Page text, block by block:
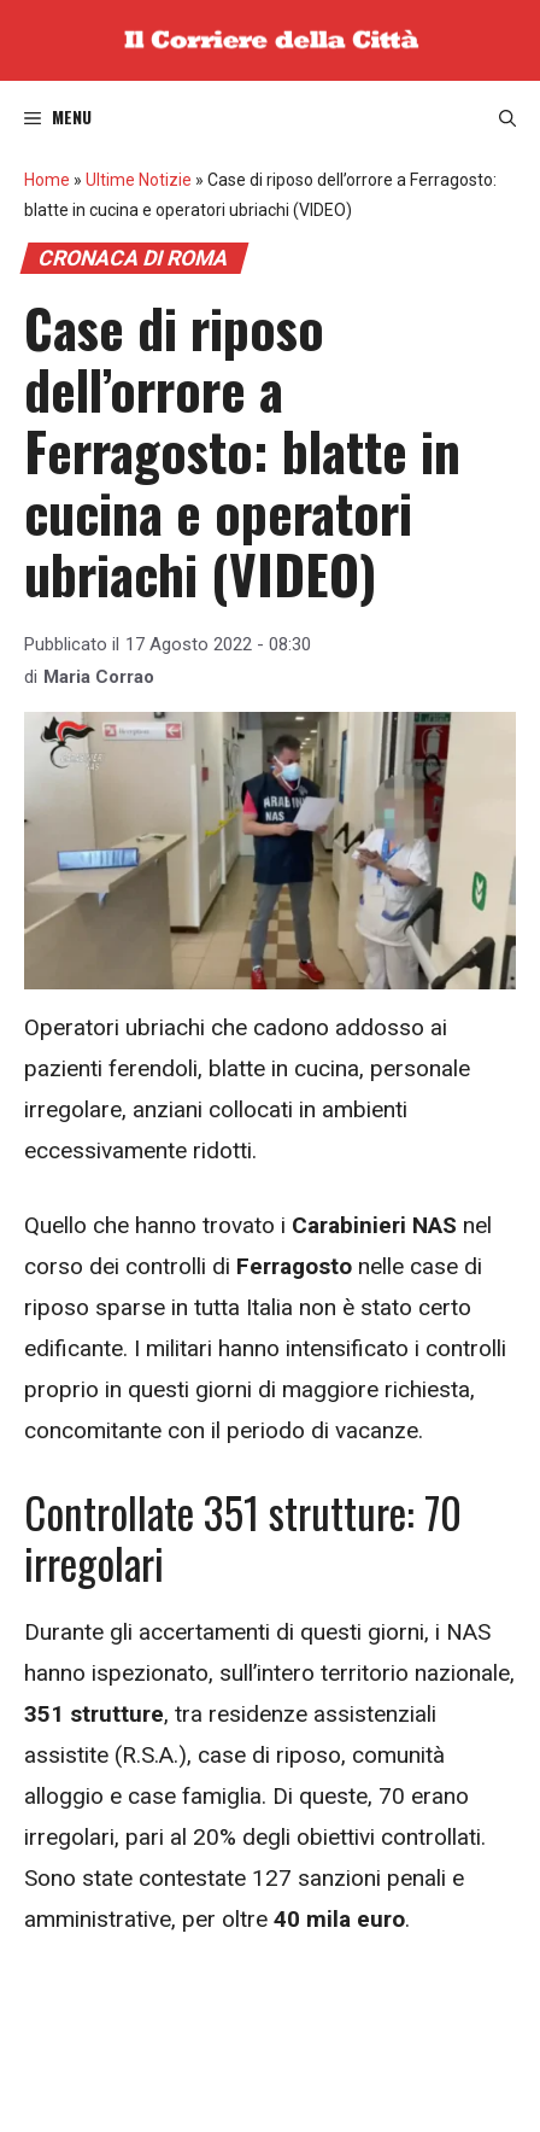
MENU
Home » Ultime Notizie » Case di riposo dell’orrore a Ferragosto:
blatte in cucina e operatori ubriachi (VIDEO)
CRONACA DI ROMA
Case di riposo
dell’orrore a
Ferragosto: blatte in
cucina e operatori
ubriachi (VIDEO)
Pubblicato il 17 Agosto 2022 - 08:30
di Maria Corrao
Operatori ubriachi che cadono addosso ai
pazienti ferendoli, blatte in cucina, personale
irregolare, anziani collocati in ambienti
eccessivamente ridotti.
Quello che hanno trovato i Carabinieri NAS nel
corso dei controlli di Ferragosto nelle case di
riposo sparse in tutta Italia non è stato certo
edificante. I militari hanno intensificato i controlli
proprio in questi giorni di maggiore richiesta,
concomitante con il periodo di vacanze.
Controllate 351 strutture: 70
irregolari
Durante gli accertamenti di questi giorni, i NAS
hanno ispezionato, sull’intero territorio nazionale,
351 strutture, tra residenze assistenziali
assistite (R.S.A.), case di riposo, comunità
alloggio e case famiglia. Di queste, 70 erano
irregolari, pari al 20% degli obiettivi controllati.
Sono state contestate 127 sanzioni penali e
amministrative, per oltre 40 mila euro.